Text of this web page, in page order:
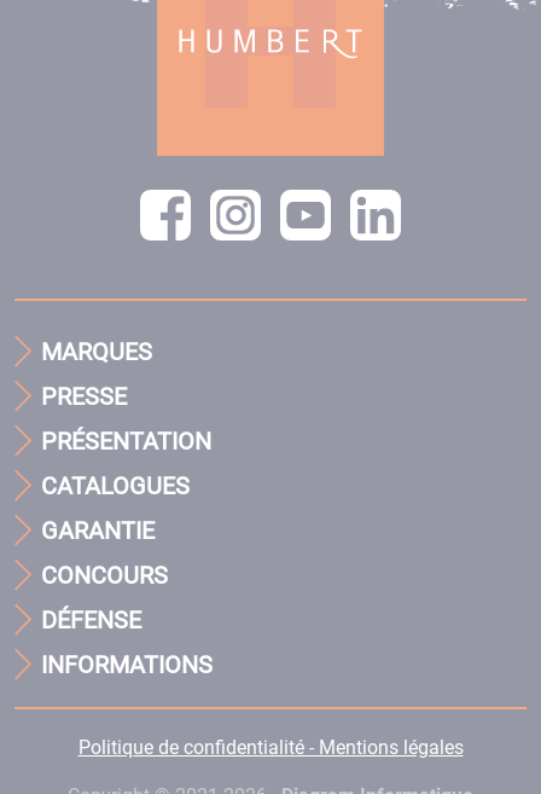
MARQUES
PRESSE
PRÉSENTATION
CATALOGUES
GARANTIE
CONCOURS
DÉFENSE
INFORMATIONS
Politique de confidentialité - Mentions légales